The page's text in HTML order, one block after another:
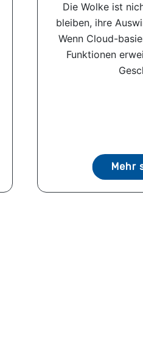
Die Wolke ist
bleiben, ihre
Wenn Cloud-
Funktionen
Mehr